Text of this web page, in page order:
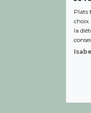
Plats
la